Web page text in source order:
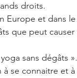
droits.
Europe et dans
que peut
sans dégâts
se connaitre et